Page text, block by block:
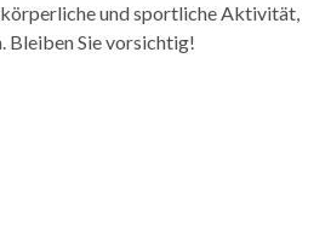
und sportliche Aktivität,
Bleiben Sie vorsichtig!